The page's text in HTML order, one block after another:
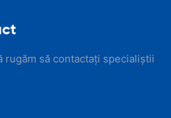
rugăm să contactați specialiștii